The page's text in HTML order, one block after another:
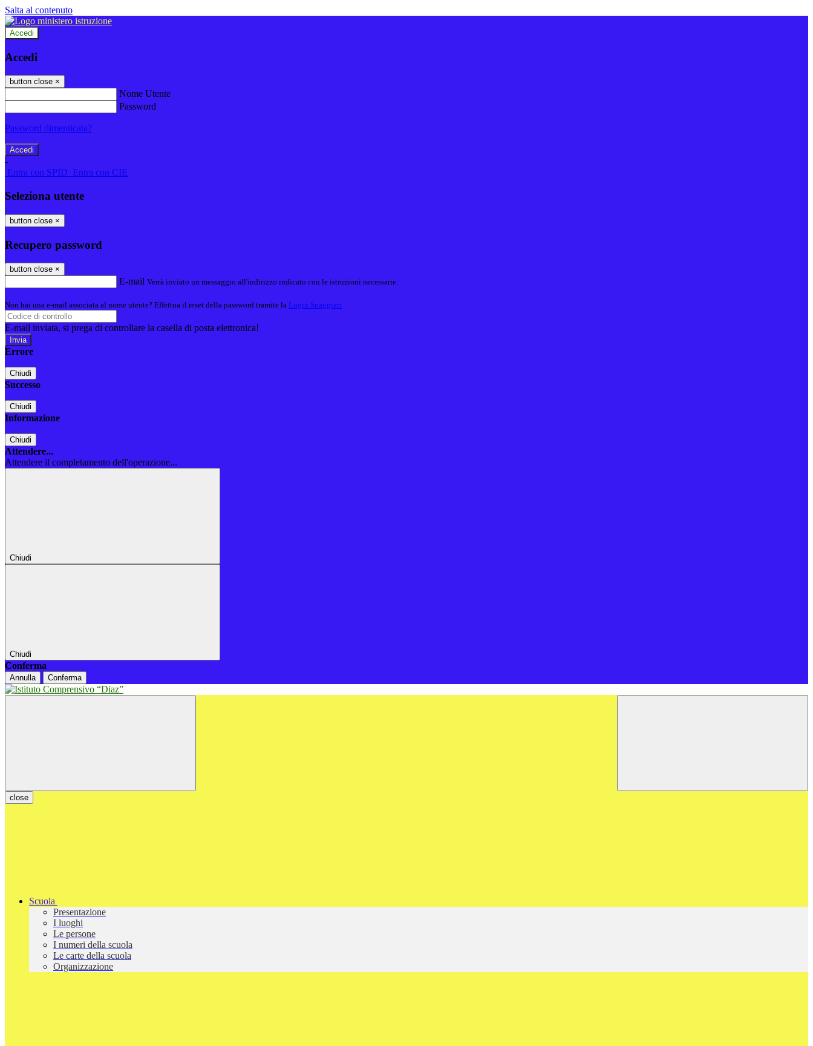
Salta al contenuto
Accedi
Accedi
button close ×
Nome Utente
Password
Password dimenticata?
-
Entra con SPID Entra con CIE
Seleziona utente
button close ×
Recupero password
button close ×
E-mail Verrà inviato un messaggio all'indirizzo indicato con le istruzioni necessarie.
Non hai una e-mail associata al nome utente? Effettua il reset della password tramite la Login Spaggiari
E-mail inviata, si prega di controllare la casella di posta elettronica!
Errore
Chiudi
Successo
Chiudi
Informazione
Chiudi
Attendere...
Attendere il completamento dell'operazione...
Chiudi
Chiudi
Conferma
Annulla Conferma
close
Scuola
Presentazione
I luoghi
Le persone
I numeri della scuola
Le carte della scuola
Organizzazione